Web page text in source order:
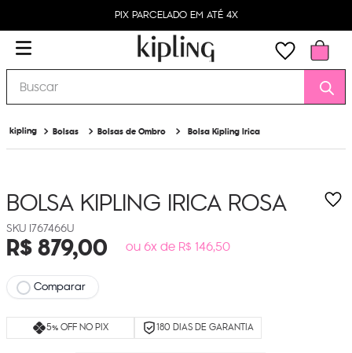
PIX PARCELADO EM ATÉ 4X
Buscar
Bolsas Bolsas de Ombro Bolsa Kipling Irica
BOLSA KIPLING IRICAROSA
I767466U
R$879,00 ou 6x de R$ 146,50
Comparar
5% OFF NO PIX 180 DIAS DE GARANTIA